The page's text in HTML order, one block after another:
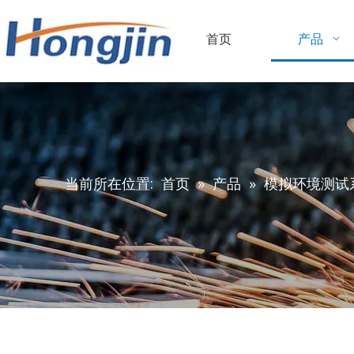
首页 产品
当前所在位置: 首页 » 产品 » 模拟环境测试